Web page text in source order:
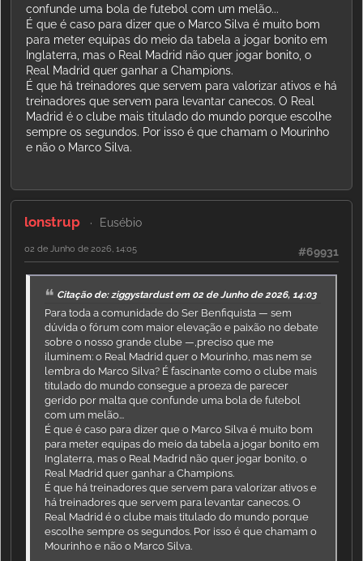
confunde uma bola de futebol com um melão...
É que é caso para dizer que o Marco Silva é muito bom
para meter equipas do meio da tabela a jogar bonito em
Inglaterra, mas o Real Madrid não quer jogar bonito, o
Real Madrid quer ganhar a Champions.
É que há treinadores que servem para valorizar ativos e há
treinadores que servem para levantar canecos. O Real
Madrid é o clube mais titulado do mundo porque escolhe
sempre os segundos. Por isso é que chamam o Mourinho
e não o Marco Silva.
lonstrup Eusébio
#69931
02 de Junho de 2026, 14:05
Citação de: ziggystardust em 02 de Junho de 2026, 14:03
Para toda a comunidade do Ser Benfiquista — sem
dúvida o fórum com maior elevação e paixão no debate
sobre o nosso grande clube —,preciso que me
iluminem: o Real Madrid quer o Mourinho, mas nem se
lembra do Marco Silva? É fascinante como o clube mais
titulado do mundo consegue a proeza de parecer
gerido por malta que confunde uma bola de futebol
com um melão...
É que é caso para dizer que o Marco Silva é muito bom
para meter equipas do meio da tabela a jogar bonito em
Inglaterra, mas o Real Madrid não quer jogar bonito, o
Real Madrid quer ganhar a Champions.
É que há treinadores que servem para valorizar ativos e
há treinadores que servem para levantar canecos. O
Real Madrid é o clube mais titulado do mundo porque
escolhe sempre os segundos. Por isso é que chamam o
Mourinho e não o Marco Silva.